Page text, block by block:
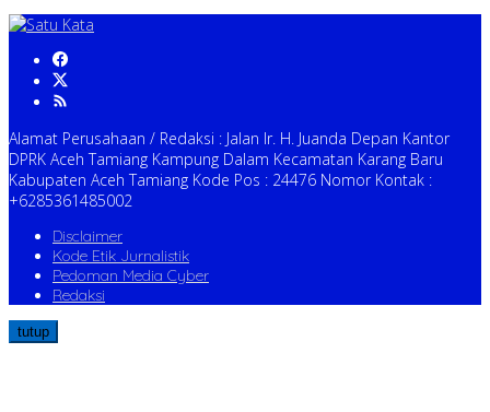
Alamat Perusahaan / Redaksi : Jalan Ir. H. Juanda Depan Kantor
DPRK Aceh Tamiang Kampung Dalam Kecamatan Karang Baru
Kabupaten Aceh Tamiang Kode Pos : 24476 Nomor Kontak :
+6285361485002
Disclaimer
Kode Etik Jurnalistik
Pedoman Media Cyber
Redaksi
tutup